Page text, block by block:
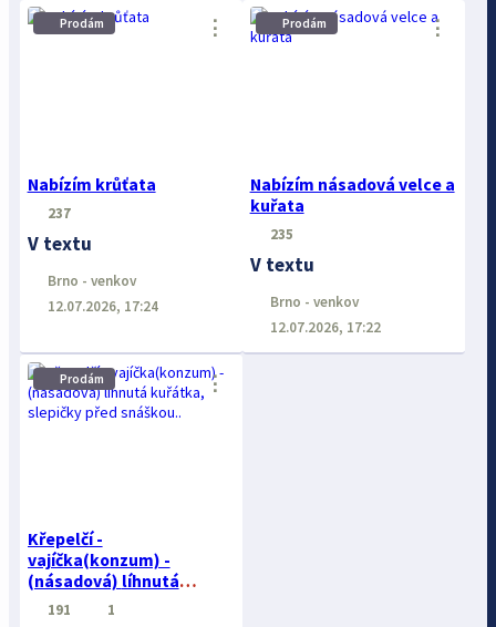
Prodám
Nabízím krůťata
⋮
237
V textu
Brno - venkov
12.07.2026, 17:24
Prodám
Nabízím násadová velce a
kuřata
⋮
235
V textu
Brno - venkov
12.07.2026, 17:22
Prodám
Křepelčí -
vajíčka(konzum) -
(násadová) líhnutá
kuřátka, slepičky před
⋮
191 1